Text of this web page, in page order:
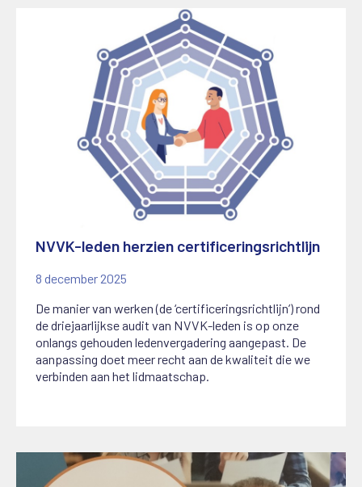
NVVK-leden herzien certificeringsrichtlijn
8 december 2025
De manier van werken (de ‘certificeringsrichtlijn’) rond
de driejaarlijkse audit van NVVK-leden is op onze
onlangs gehouden ledenvergadering aangepast. De
aanpassing doet meer recht aan de kwaliteit die we
verbinden aan het lidmaatschap.